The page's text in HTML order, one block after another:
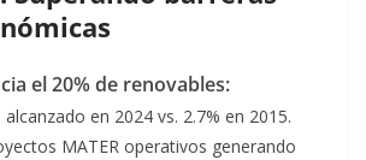
el 20% de renovables:
alcanzado en 2024 vs. 2.7% en 2015.
MATER operativos generando